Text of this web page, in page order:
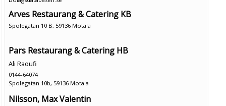
Arves Restaurang & Catering KB
Spolegatan 10 B, 59136 Motala
Pars Restaurang & Catering HB
Ali Raoufi
0144-64074
Spolegatan 10b, 59136 Motala
Nilsson, Max Valentin